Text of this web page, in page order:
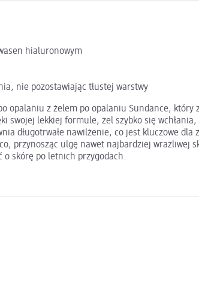
hialuronowym
nie pozostawiając tłustej warstwy
opalaniu z żelem po opalaniu Sundance,
swojej lekkiej formule, żel szybko się
długotrwałe nawilżenie, co jest kluczowe
przynosząc ulgę nawet najbardziej
o skórę po letnich przygodach.